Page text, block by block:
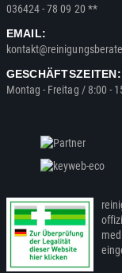
036424 - 78 09 20 **
EMAIL:
GESCHÄFTSZEITEN:
Montag - Freitag / 8:00 -